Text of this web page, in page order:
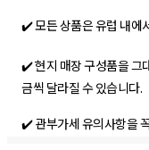
✔️ 모든 상품은 유럽 내에
✔️ 현지 매장 구성품을 그
금씩 달라질 수 있습니다.
✔️ 관부가세 유의사항을